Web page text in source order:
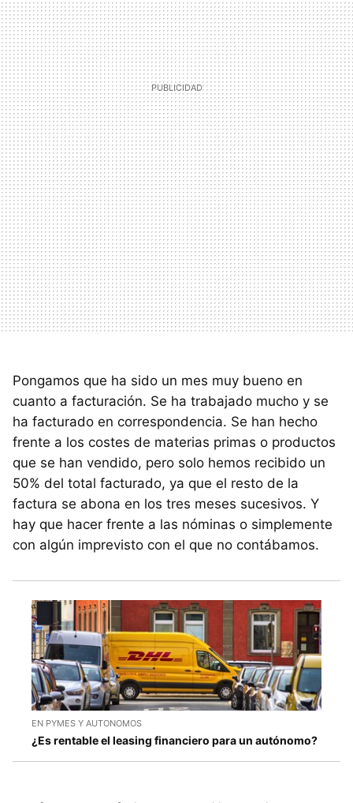
Pongamos que ha sido un mes muy bueno en
cuanto a facturación. Se ha trabajado mucho y se
ha facturado en correspondencia. Se han hecho
frente a los costes de materias primas o productos
que se han vendido, pero solo hemos recibido un
50% del total facturado, ya que el resto de la
factura se abona en los tres meses sucesivos. Y
hay que hacer frente a las nóminas o simplemente
con algún imprevisto con el que no contábamos.
EN PYMES Y AUTONOMOS
¿Es rentable el leasing financiero para un autónomo?